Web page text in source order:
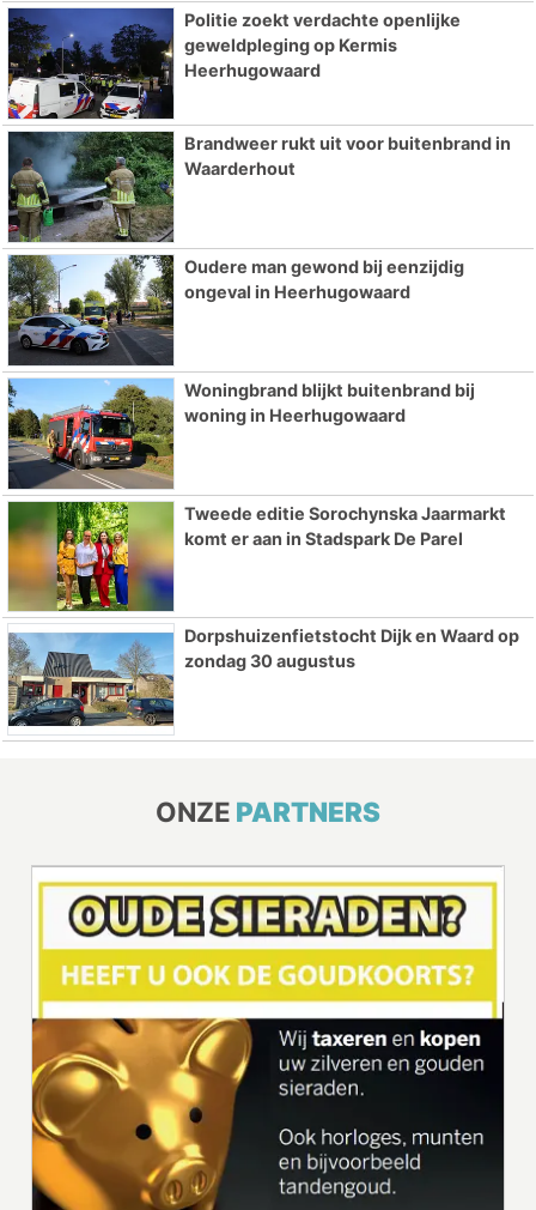
Politie zoekt verdachte openlijke
geweldpleging op Kermis
Heerhugowaard
Brandweer rukt uit voor buitenbrand in
Waarderhout
Oudere man gewond bij eenzijdig
ongeval in Heerhugowaard
Woningbrand blijkt buitenbrand bij
woning in Heerhugowaard
Tweede editie Sorochynska Jaarmarkt
komt er aan in Stadspark De Parel
Dorpshuizenfietstocht Dijk en Waard op
zondag 30 augustus
ONZE PARTNERS